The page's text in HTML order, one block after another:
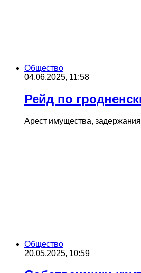
Общество
04.06.2025, 11:58
Рейд по
Арест имущества,
Общество
20.05.2025, 10:59